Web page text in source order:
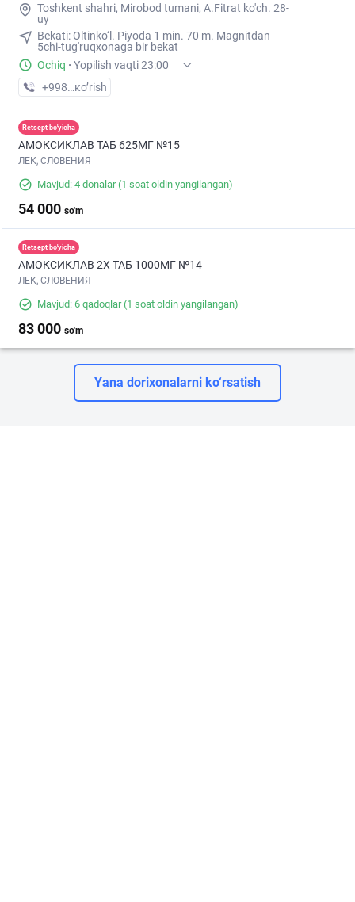
Toshkent shahri, Mirobod tumani, A.Fitrat ko'ch. 28-
uy
Bekati: Oltinko‘l. Piyoda 1 min. 70 m. Magnitdan
5chi-tug'ruqxonaga bir bekat
Ochiq · Yopilish vaqti 23:00
+998 (99) XXX-XX-XX
кo’rish
Retsept bo'yicha
АМОКСИКЛАВ ТАБ 625МГ №15
ЛЕК, СЛОВЕНИЯ
Mavjud: 4 donalar(1 soat oldin yangilangan)
54 000 so'm
Retsept bo'yicha
АМОКСИКЛАВ 2Х ТАБ 1000МГ №14
ЛЕК, СЛОВЕНИЯ
Mavjud: 6 qadoqlar(1 soat oldin yangilangan)
83 000 so'm
Yana dorixonalarni ko‘rsatish